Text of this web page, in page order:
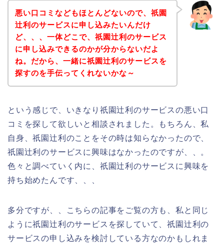
悪い口コミなどもほとんどないので、祇園
辻利のサービスに申し込みたいんだけ
ど、、、一体どこで、祇園辻利のサービス
に申し込みできるのかが分からないだよ
ね。だから、一緒に祇園辻利のサービスを
探すのを手伝ってくれないかな～
という感じで、いきなり祇園辻利のサービスの悪い口
コミを探して欲しいと相談されました。もちろん、私
自身、祇園辻利のことをその時は知らなかったので、
祇園辻利のサービスに興味はなかったのですが、、。
色々と調べていく内に、祇園辻利のサービスに興味を
持ち始めたんです、、、
多分ですが、、こちらの記事をご覧の方も、私と同じ
ように祇園辻利のサービスを探していて、祇園辻利の
サービスの申し込みを検討している方なのかもしれま